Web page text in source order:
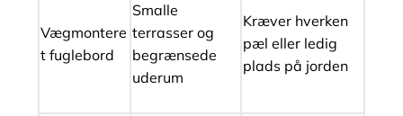
Vægmontere
t fuglebord
Smalle
terrasser og
begrænsede
uderum
Kræver hverken
pæl eller ledig
plads på jorden